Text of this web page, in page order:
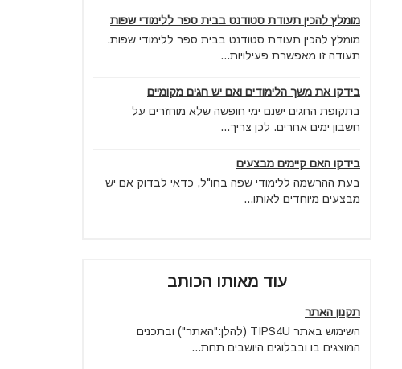
מומלץ להכין תעודת סטודנט בבית ספר ללימודי שפות
מומלץ להכין תעודת סטודנט בבית ספר ללימודי שפות.
תעודה זו מאפשרת פעילויות...
בידקו את משך הלימודים ואם יש חגים מקומיים
בתקופת החגים ישנם ימי חופשה שלא מוחזרים על
חשבון ימים אחרים. לכן צריך...
בידקו האם קיימים מבצעים
בעת ההרשמה ללימודי שפה בחו"ל, כדאי לבדוק אם יש
מבצעים מיוחדים לאותו...
עוד מאותו הכותב
תקנון האתר
השימוש באתר TIPS4U (להלן:"האתר") ובתכנים
המוצגים בו ובבלוגים היושבים תחת...